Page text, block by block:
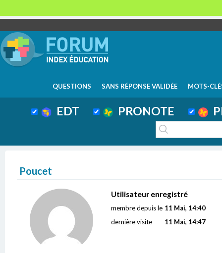
QUESTIONS SANS RÉPONSE VALIDÉE MOTS-
EDT PRONOTE
Poucet
Utilisateur enregistré
membre depuis le 11 Mai, 14:40
dernière visite
11 Mai, 14:47